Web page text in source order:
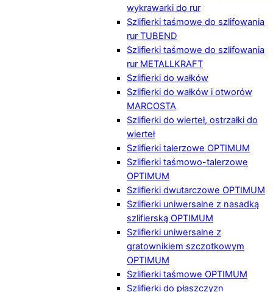
wykrawarki do rur
Szlifierki taśmowe do szlifowania
rur TUBEND
Szlifierki taśmowe do szlifowania
rur METALLKRAFT
Szlifierki do wałków
Szlifierki do wałków i otworów
MARCOSTA
Szlifierki do wierteł, ostrzałki do
wierteł
Szlifierki talerzowe OPTIMUM
Szlifierki taśmowo-talerzowe
OPTIMUM
Szlifierki dwutarczowe OPTIMUM
Szlifierki uniwersalne z nasadką
szlifierską OPTIMUM
Szlifierki uniwersalne z
gratownikiem szczotkowym
OPTIMUM
Szlifierki taśmowe OPTIMUM
Szlifierki do płaszczyzn